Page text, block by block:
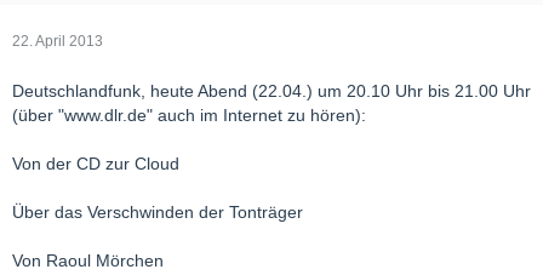
22. April 2013
Deutschlandfunk, heute Abend (22.04.) um 20.10 Uhr bis 21.00 Uhr
(über "www.dlr.de" auch im Internet zu hören):
Von der CD zur Cloud
Über das Verschwinden der Tonträger
Von Raoul Mörchen